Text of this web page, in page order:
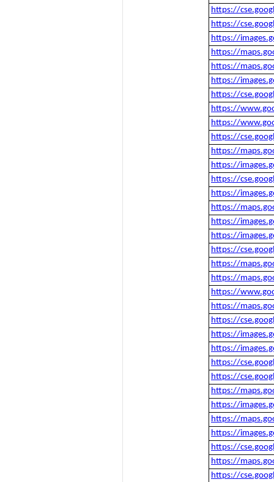
https://
https://
https://
https://
https://
https://
https://
https://
https://
https://
https://
https://
https://
https://
https://
https://
https://
https://
https://
https://
https://
https://
https://
https://
https://
https://
https://
https://
https://
https://
https://
https://
https://
https://